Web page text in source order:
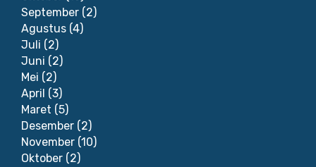
September (2)
Agustus (4)
Juli (2)
Juni (2)
Mei (2)
April (3)
Maret (5)
Desember (2)
November (10)
Oktober (2)